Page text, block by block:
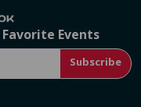
Events
Subscribe